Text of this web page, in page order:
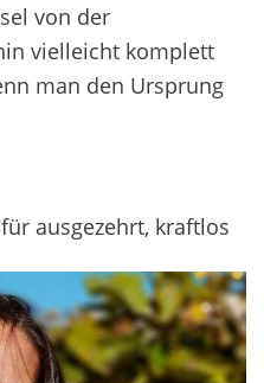
von der
vielleicht komplett
man den Ursprung
ausgezehrt, kraftlos